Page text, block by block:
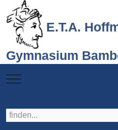
E.T.A.
Gymnasium
Mobile Menu Toggle